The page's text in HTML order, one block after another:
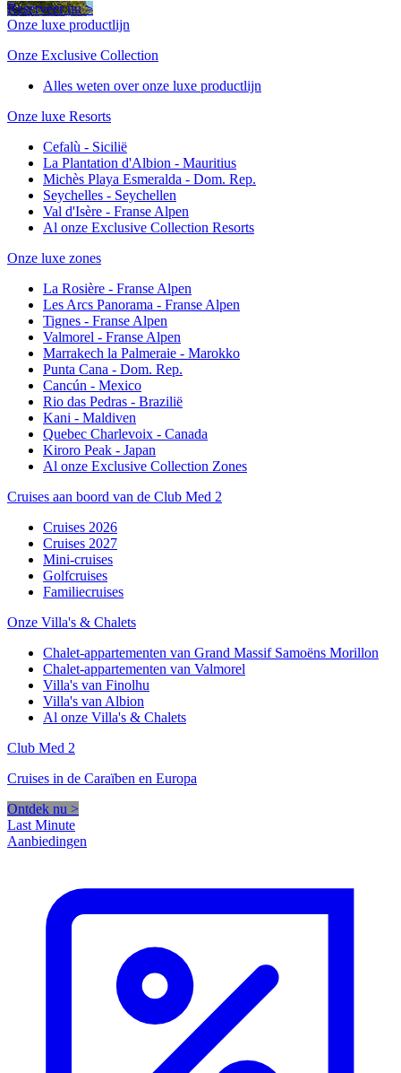
Reserveer nu >
Onze luxe productlijn
Onze Exclusive Collection
Alles weten over onze luxe productlijn
Onze luxe Resorts
Cefalù - Sicilië
La Plantation d'Albion - Mauritius
Michès Playa Esmeralda - Dom. Rep.
Seychelles - Seychellen
Val d'Isère - Franse Alpen
Al onze Exclusive Collection Resorts
Onze luxe zones
La Rosière - Franse Alpen
Les Arcs Panorama - Franse Alpen
Tignes - Franse Alpen
Valmorel - Franse Alpen
Marrakech la Palmeraie - Marokko
Punta Cana - Dom. Rep.
Cancún - Mexico
Rio das Pedras - Brazilië
Kani - Maldiven
Quebec Charlevoix - Canada
Kiroro Peak - Japan
Al onze Exclusive Collection Zones
Cruises aan boord van de Club Med 2
Cruises 2026
Cruises 2027
Mini-cruises
Golfcruises
Familiecruises
Onze Villa's & Chalets
Chalet-appartementen van Grand Massif Samoëns Morillon
Chalet-appartementen van Valmorel
Villa's van Finolhu
Villa's van Albion
Al onze Villa's & Chalets
Club Med 2
Cruises in de Caraïben en Europa
Ontdek nu >
Last Minute
Aanbiedingen